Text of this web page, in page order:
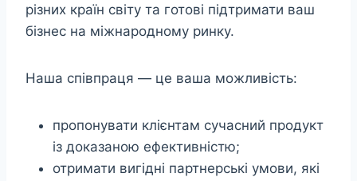
різних країн світу та готові підтримати ваш
бізнес на міжнародному ринку.
Наша співпраця — це ваша можливість:
пропонувати клієнтам сучасний продукт
із доказаною ефективністю;
отримати вигідні партнерські умови, які